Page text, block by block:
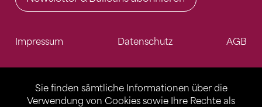
Sie finden sämtliche Informationen über die
Verwendung von Cookies sowie Ihre Rechte als
Impressum Datenschutz AGB